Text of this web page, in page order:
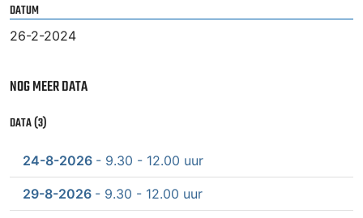
DATUM
26-2-2024
NOG MEER DATA
DATA (3)
24-8-2026 - 9.30 - 12.00 uur
29-8-2026 - 9.30 - 12.00 uur